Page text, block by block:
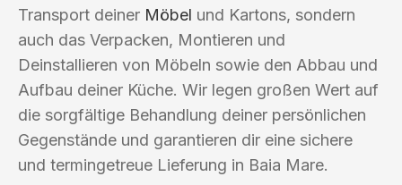
Transport deiner Möbel und Kartons, sondern
auch das Verpacken, Montieren und
Deinstallieren von Möbeln sowie den Abbau und
Aufbau deiner Küche. Wir legen großen Wert auf
die sorgfältige Behandlung deiner persönlichen
Gegenstände und garantieren dir eine sichere
und termingetreue Lieferung in Baia Mare.